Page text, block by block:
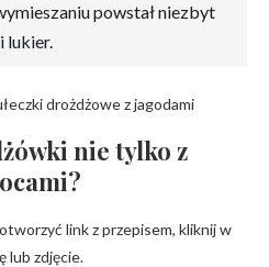
powstał niezbyt
lukier.
nie tylko z
link z przepisem, kliknij w
lub zdjęcie.